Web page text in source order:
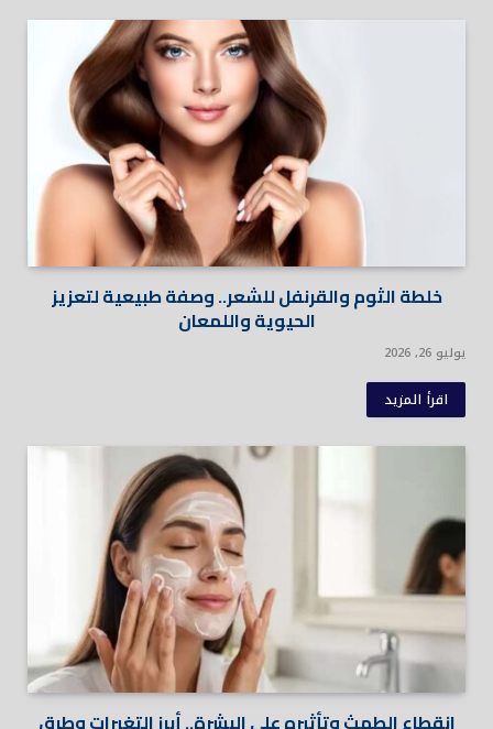
خلطة الثوم والقرنفل للشعر.. وصفة طبيعية لتعزيز
الحيوية واللمعان
يوليو 26, 2026
اقرأ المزيد
انقطاع الطمث وتأثيره على البشرة.. أبرز التغيرات وطرق